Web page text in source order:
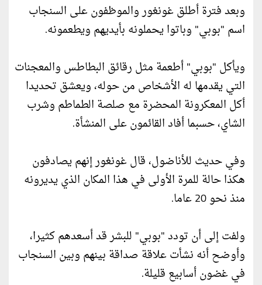
وبعد فترة أطلق غونغور والموظفون على السنجاب
اسم "بوبي" وباتوا يحملونه بأيديهم ويطعمونه.
ويأكل "بوبي" أطعمة مثل رقائق البطاطس والمعجنات
التي يقدمها له الأشخاص من حوله، ويعشق تحديدا
أكل المعكرونة المحضرة مع صلصة الطماطم وشرب
الشاي، حسبما أفاد القائمون على المنشأة.
وفي حديث للأناضول، قال غونغور إنهم يصادفون
هكذا حالة للمرة الأولى في هذا المكان الذي يديرونه
منذ نحو 20 عاما.
ولفت إلى أن تودد "بوبي" للبشر قد أسعدهم كثيرا،
وأوضح أنه نشأت علاقة صداقة بينهم وبين السنجاب
في غضون أسابيع قليلة.